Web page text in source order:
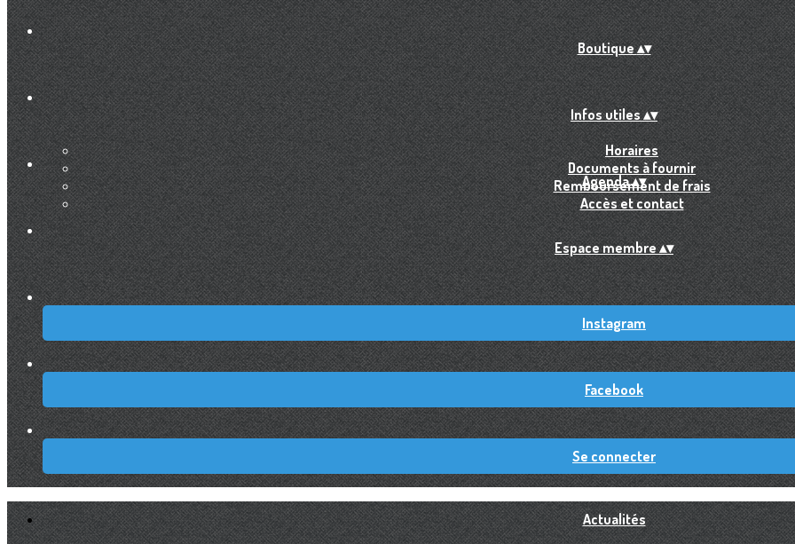
Boutique▴▾
Infos utiles▴▾
Horaires
Documents à fournir
Remboursement de frais
Accès et contact
Agenda▴▾
Espace membre▴▾
Instagram
Facebook
Se connecter
Actualités